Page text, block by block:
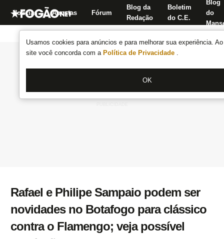
Usamos cookies para anúncios e para melhorar sua experiência.
site você concorda com a Política de Privacidade .
OK
Notícias Apostas Fórum
Blog da
Redação
Boletim
do C.E.
Blog
do
Rafael e Philipe Sampaio podem ser
novidades no Botafogo para clássico
contra o Flamengo; veja possível